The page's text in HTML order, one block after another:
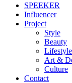
SPEEKER
Influencer
Project
Style
Beauty
Lifestyle
Art &
Culture
Contact